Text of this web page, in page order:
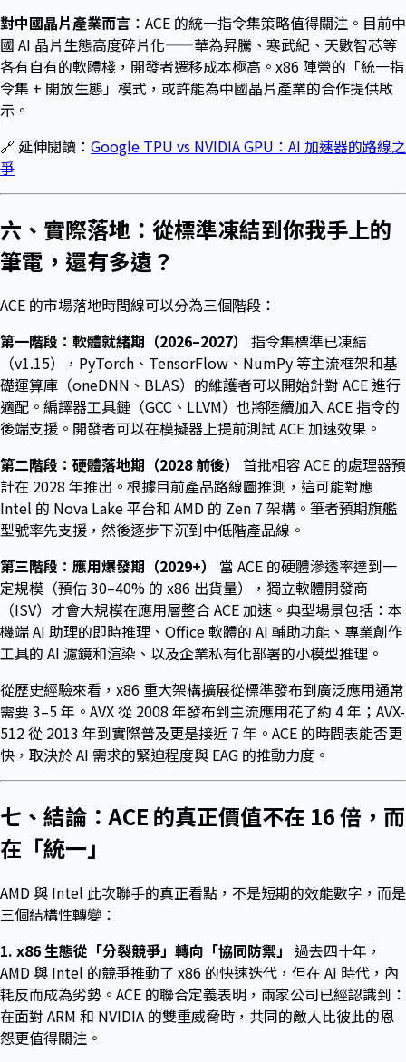
對中國晶片產業而言 ：ACE 的統一指令集策略值得關注。目前中
國 AI 晶片生態高度碎片化——華為昇騰、寒武紀、天數智芯等
各有自有的軟體棧，開發者遷移成本極高。x86 陣營的「統一指
令集 + 開放生態」模式，或許能為中國晶片產業的合作提供啟
示。
🔗 延伸閱讀： Google TPU vs NVIDIA GPU：AI 加速器的路線之
爭
六、實際落地：從標準凍結到你我手上的
筆電，還有多遠？
ACE 的市場落地時間線可以分為三個階段：
第一階段：軟體就緒期（2026–2027）
指令集標準已凍結
（v1.15），PyTorch、TensorFlow、NumPy 等主流框架和基
礎運算庫（oneDNN、BLAS）的維護者可以開始針對 ACE 進行
適配。編譯器工具鏈（GCC、LLVM）也將陸續加入 ACE 指令的
後端支援。開發者可以在模擬器上提前測試 ACE 加速效果。
第二階段：硬體落地期（2028 前後）
首批相容 ACE 的處理器預
計在 2028 年推出。根據目前產品路線圖推測，這可能對應
Intel 的 Nova Lake 平台和 AMD 的 Zen 7 架構。筆者預期旗艦
型號率先支援，然後逐步下沉到中低階產品線。
第三階段：應用爆發期（2029+）
當 ACE 的硬體滲透率達到一
定規模（預估 30–40% 的 x86 出貨量），獨立軟體開發商
（ISV）才會大規模在應用層整合 ACE 加速。典型場景包括：本
機端 AI 助理的即時推理、Office 軟體的 AI 輔助功能、專業創作
工具的 AI 濾鏡和渲染、以及企業私有化部署的小模型推理。
從歷史經驗來看，x86 重大架構擴展從標準發布到廣泛應用通常
需要 3–5 年。AVX 從 2008 年發布到主流應用花了約 4 年；AVX-
512 從 2013 年到實際普及更是接近 7 年。ACE 的時間表能否更
快，取決於 AI 需求的緊迫程度與 EAG 的推動力度。
七、結論：ACE 的真正價值不在 16 倍，而
在「統一」
AMD 與 Intel 此次聯手的真正看點，不是短期的效能數字，而是
三個結構性轉變：
1. x86 生態從「分裂競爭」轉向「協同防禦」 過去四十年，
AMD 與 Intel 的競爭推動了 x86 的快速迭代，但在 AI 時代，內
耗反而成為劣勢。ACE 的聯合定義表明，兩家公司已經認識到：
在面對 ARM 和 NVIDIA 的雙重威脅時，共同的敵人比彼此的恩
怨更值得關注。